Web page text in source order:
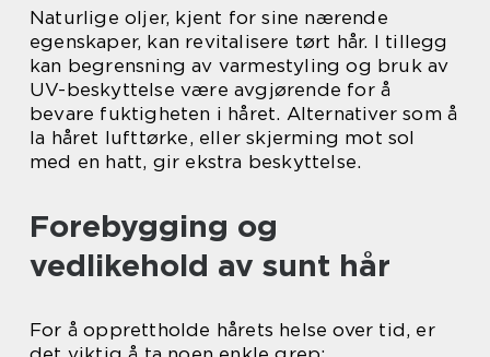
Naturlige oljer, kjent for sine nærende
egenskaper, kan revitalisere tørt hår. I tillegg
kan begrensning av varmestyling og bruk av
UV-beskyttelse være avgjørende for å
bevare fuktigheten i håret. Alternativer som å
la håret lufttørke, eller skjerming mot sol
med en hatt, gir ekstra beskyttelse.
Forebygging og
vedlikehold av sunt hår
For å opprettholde hårets helse over tid, er